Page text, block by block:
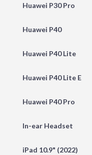
Huawei P30 Pro
Huawei P40
Huawei P40 Lite
Huawei P40 Lite E
Huawei P40 Pro
In-ear Headset
iPad 10.9" (2022)